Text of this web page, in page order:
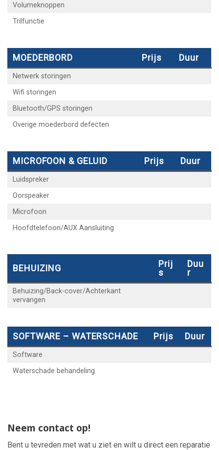
Volumeknoppen
Trilfunctie
MOEDERBORD Prijs Duur
Netwerk storingen
Wifi storingen
Bluetooth/GPS storingen
Overige moederbord defecten
MICROFOON & GELUID Prijs Duur
Luidspreker
Oorspeaker
Microfoon
Hoofdtelefoon/AUX Aansluiting
BEHUIZING
Prij
S
Duu
R
Behuizing/Back-cover/Achterkant
vervangen
SOFTWARE – WATERSCHADE Prijs Duur
Software
Waterschade behandeling
Neem contact op!
Bent u tevreden met wat u ziet en wilt u direct een reparatie